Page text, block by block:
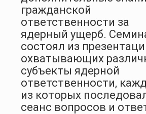
гражданской
ответственности за
ядерный ущерб.
состоял из
охватывающих
субъекты ядерной
ответственности,
из которых
сеанс вопросов и